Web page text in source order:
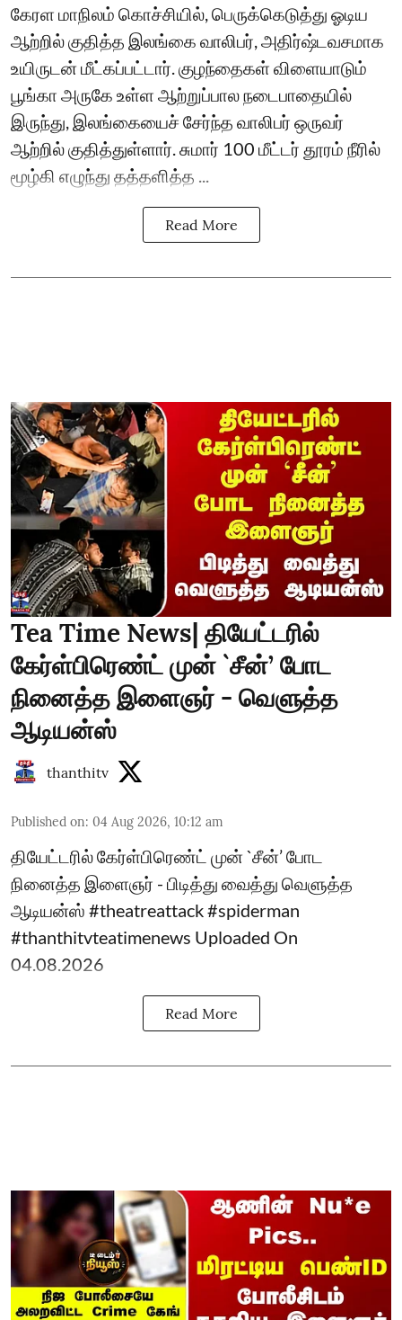
கேரள மாநிலம் கொச்சியில், பெருக்கெடுத்து ஓடிய
ஆற்றில் குதித்த இலங்கை வாலிபர், அதிர்ஷ்டவசமாக
உயிருடன் மீட்கப்பட்டார். குழந்தைகள் விளையாடும்
பூங்கா அருகே உள்ள ஆற்றுப்பால நடைபாதையில்
இருந்து, இலங்கையைச் சேர்ந்த வாலிபர் ஒருவர்
ஆற்றில் குதித்துள்ளார். சுமார் 100 மீட்டர் தூரம் நீரில்
மூழ்கி எழுந்து தத்தளித்த ...
Read More
Tea Time News| தியேட்டரில்
கேர்ள்பிரெண்ட் முன் `சீன்’ போட
நினைத்த இளைஞர் - வெளுத்த
ஆடியன்ஸ்
thanthitv
Published on: 04 Aug 2026, 10:12 am
தியேட்டரில் கேர்ள்பிரெண்ட் முன் `சீன்’ போட
நினைத்த இளைஞர் - பிடித்து வைத்து வெளுத்த
ஆடியன்ஸ் #theatreattack #spiderman
#thanthitvteatimenews Uploaded On
04.08.2026
Read More